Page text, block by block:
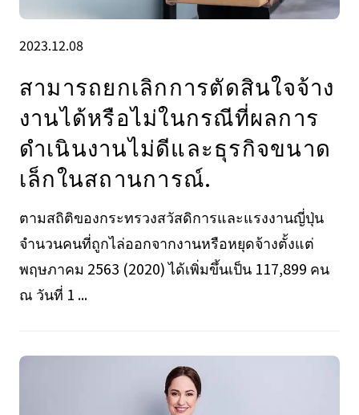
2023.12.08
สามารถยกเลิกการตัดสินใจจ้าง
งานได้หรือไม่ในกรณีที่ผลการ
ดำเนินงานไม่ดีและธุรกิจขนาด
เล็กในสถานการณ์.
ตามสถิติของกระทรวงสวัสดิการและแรงงานญี่ปุ่น
จำนวนคนที่ถูกไล่ออกจากงานหรือหยุดจ้างตั้งแต่
พฤษภาคม 2563 (2020) ได้เพิ่มขึ้นเป็น 117,899 คน
ณ วันที่ 1 ...